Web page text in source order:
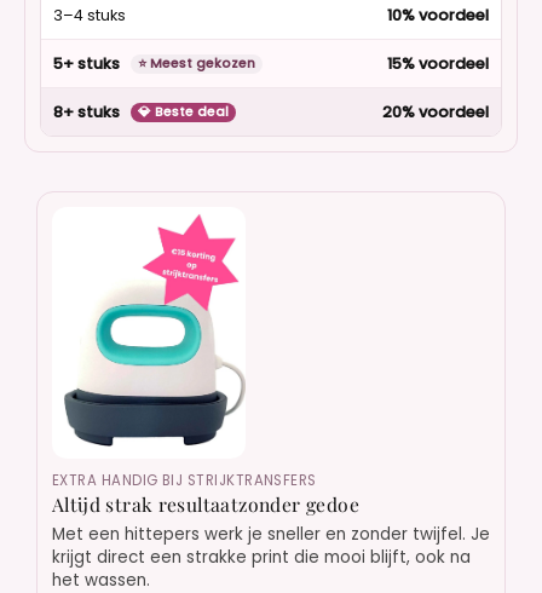
3–4 stuks 10% voordeel
5+ stuks ⭐ Meest gekozen 15% voordeel
8+ stuks 💎 Beste deal 20% voordeel
EXTRA HANDIG BIJ STRIJKTRANSFERS
Altijd strak resultaatzonder gedoe
Met een hittepers werk je sneller en zonder twijfel. Je
krijgt direct een strakke print die mooi blijft, ook na
het wassen.